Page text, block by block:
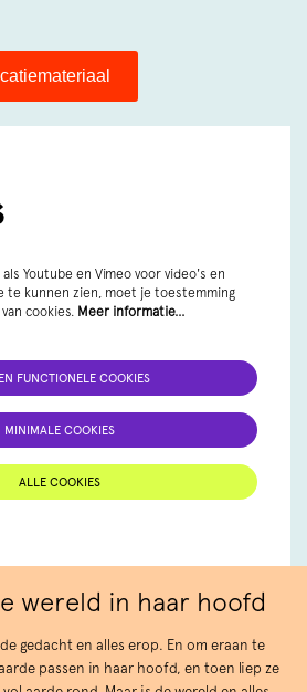
Youtube en Vimeo voor video's en
te kunnen zien, moet je toestemming
cookies. Meer informatie…
FUNCTIONELE COOKIES
MINIMALE COOKIES
ALLE COOKIES
wereld in haar hoofd
gedacht en alles erop. En om eraan te
passen in haar hoofd, en toen liep ze